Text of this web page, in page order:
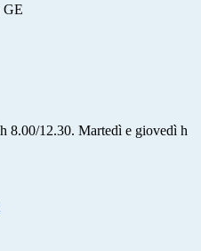
GE
8.00/12.30. Martedì e giovedì h